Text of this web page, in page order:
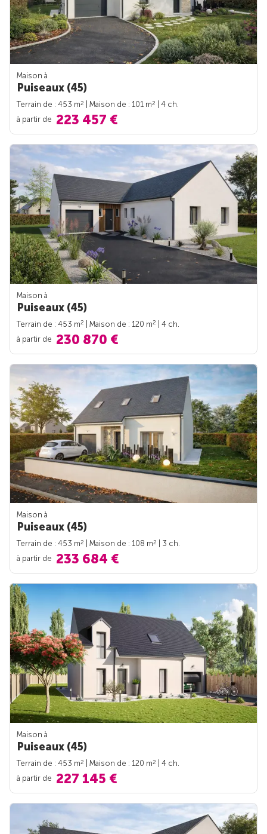
Maison à
Puiseaux (45)
Terrain de : 453 m2 | Maison de : 101 m2
| 4 ch.
à partir de 223 457 €
Maison à
Puiseaux (45)
Terrain de : 453 m2 | Maison de : 120 m2
| 4 ch.
à partir de 230 870 €
Maison à
Puiseaux (45)
Terrain de : 453 m2 | Maison de : 108 m2
| 3 ch.
à partir de 233 684 €
Maison à
Puiseaux (45)
Terrain de : 453 m2 | Maison de : 120 m2
| 4 ch.
à partir de 227 145 €